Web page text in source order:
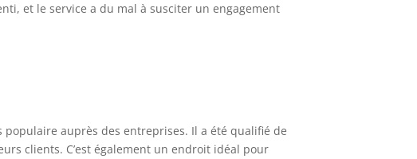
et le service a du mal à susciter un engagement
populaire auprès des entreprises. Il a été qualifié de
clients. C’est également un endroit idéal pour